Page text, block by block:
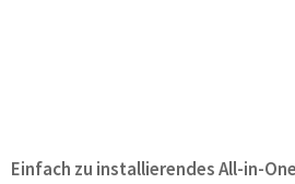
Einfach zu installierendes All-in-